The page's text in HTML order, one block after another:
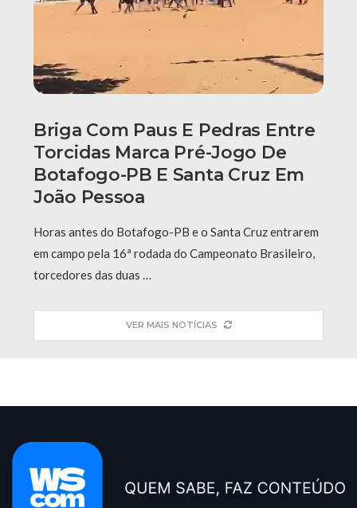
Briga Com Paus E Pedras Entre
Torcidas Marca Pré-Jogo De
Botafogo-PB E Santa Cruz Em
João Pessoa
Horas antes do Botafogo-PB e o Santa Cruz entrarem
em campo pela 16ª rodada do Campeonato Brasileiro,
torcedores das duas …
VER MAIS NOTÍCIAS